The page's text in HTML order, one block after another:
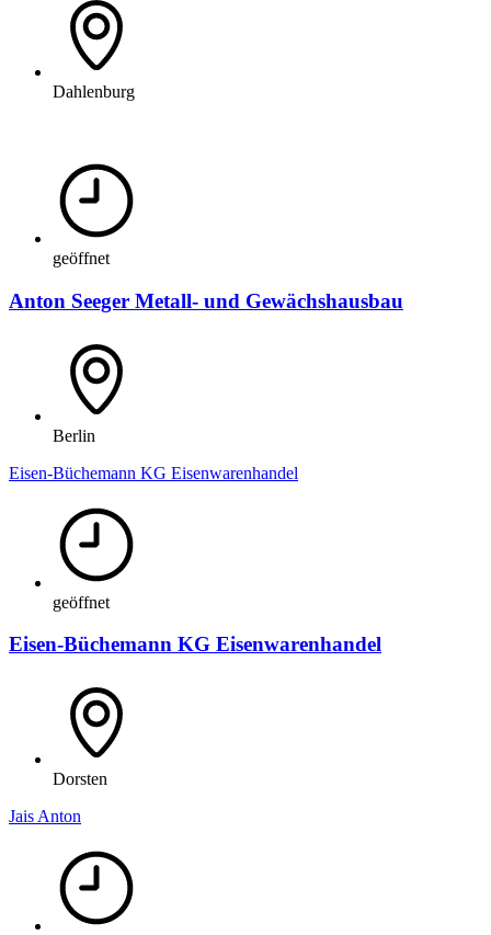
Dahlenburg
geöffnet
Anton Seeger Metall- und Gewächshausbau
Berlin
Eisen-Büchemann KG Eisenwarenhandel
geöffnet
Eisen-Büchemann KG Eisenwarenhandel
Dorsten
Jais Anton